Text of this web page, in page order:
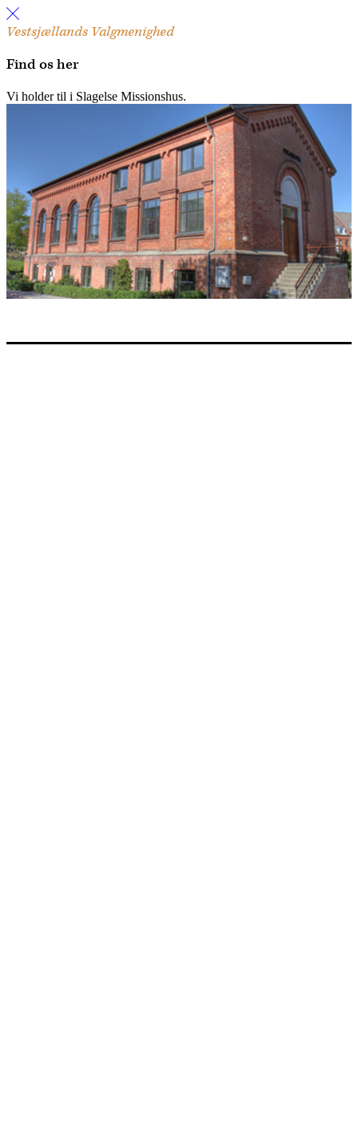
Vestsjællands Valgmenighed
Find os her
Vi holder til i Slagelse Missionshus.